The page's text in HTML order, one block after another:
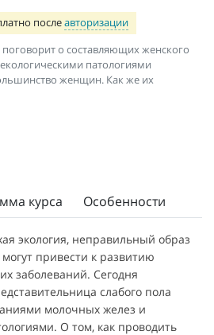
послеавторизации
поговорит о составляющих женского
патологиями
женщин. Как же их
курса Особенности
экология, неправильный образ
привести к развитию
заболеваний. Сегодня
слабого пола
молочных желез и
О том, как проводить